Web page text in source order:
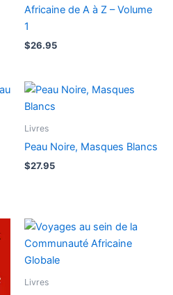
Africaine de A à Z – Volume
1
$26.95
Livres
Peau Noire, Masques Blancs
$27.95
Livres